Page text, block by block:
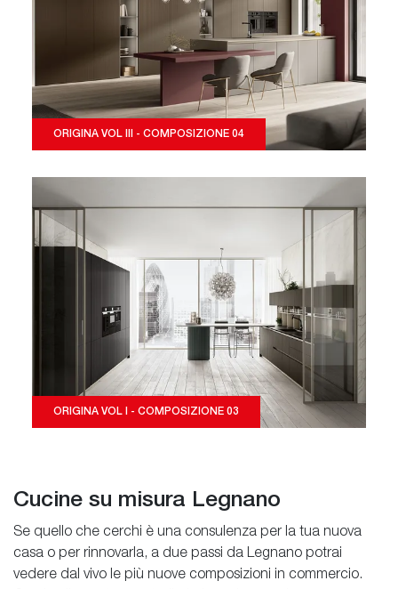
ORIGINA VOL III - COMPOSIZIONE 04
ORIGINA VOL I - COMPOSIZIONE 03
Cucine su misura Legnano
Se quello che cerchi è una consulenza per la tua nuova
casa o per rinnovarla, a due passi da Legnano potrai
vedere dal vivo le più nuove composizioni in commercio.